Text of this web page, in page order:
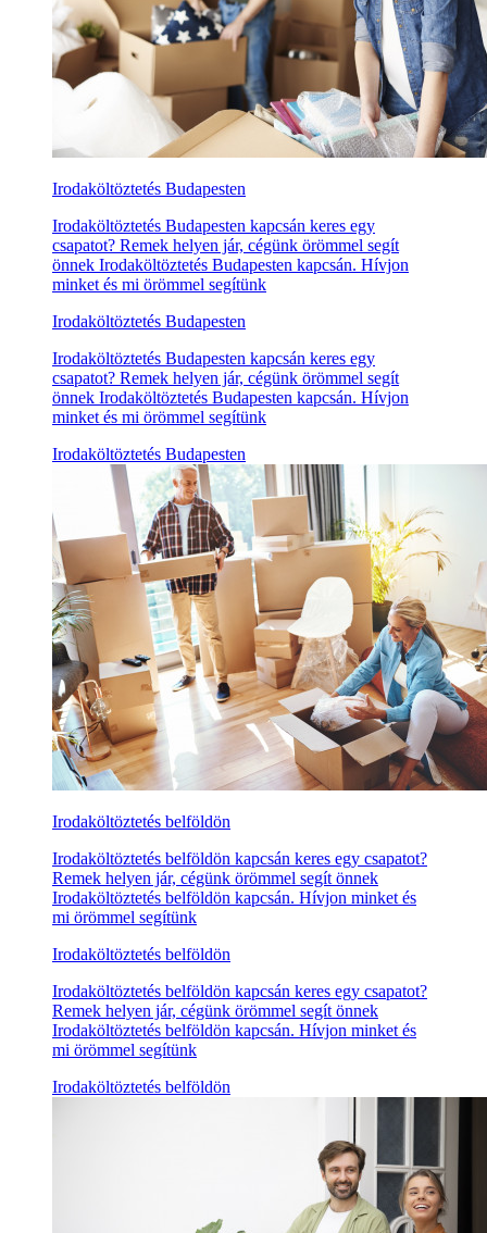
Irodaköltöztetés Budapesten
Irodaköltöztetés Budapesten kapcsán keres egy
csapatot? Remek helyen jár, cégünk örömmel segít
önnek Irodaköltöztetés Budapesten kapcsán. Hívjon
minket és mi örömmel segítünk
Irodaköltöztetés Budapesten
Irodaköltöztetés Budapesten kapcsán keres egy
csapatot? Remek helyen jár, cégünk örömmel segít
önnek Irodaköltöztetés Budapesten kapcsán. Hívjon
minket és mi örömmel segítünk
Irodaköltöztetés Budapesten
Irodaköltöztetés belföldön
Irodaköltöztetés belföldön kapcsán keres egy csapatot?
Remek helyen jár, cégünk örömmel segít önnek
Irodaköltöztetés belföldön kapcsán. Hívjon minket és
mi örömmel segítünk
Irodaköltöztetés belföldön
Irodaköltöztetés belföldön kapcsán keres egy csapatot?
Remek helyen jár, cégünk örömmel segít önnek
Irodaköltöztetés belföldön kapcsán. Hívjon minket és
mi örömmel segítünk
Irodaköltöztetés belföldön